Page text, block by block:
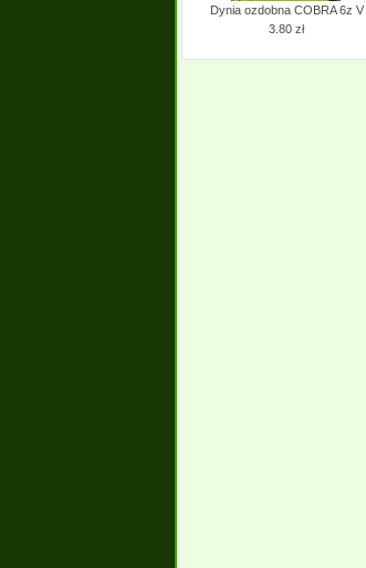
Dynia ozdobna COBRA 6z V
3.80 zł